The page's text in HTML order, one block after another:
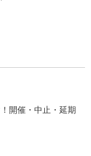
開催・中止・延期